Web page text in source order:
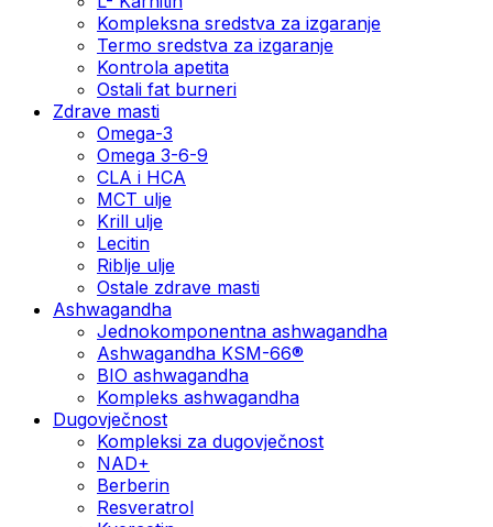
Kompleksna sredstva za izgaranje
Termo sredstva za izgaranje
Kontrola apetita
Ostali fat burneri
Zdrave masti
Omega-3
Omega 3-6-9
CLA i HCA
MCT ulje
Krill ulje
Lecitin
Riblje ulje
Ostale zdrave masti
Ashwagandha
Jednokomponentna ashwagandha
Ashwagandha KSM-66®
BIO ashwagandha
Kompleks ashwagandha
Dugovječnost
Kompleksi za dugovječnost
NAD+
Berberin
Resveratrol